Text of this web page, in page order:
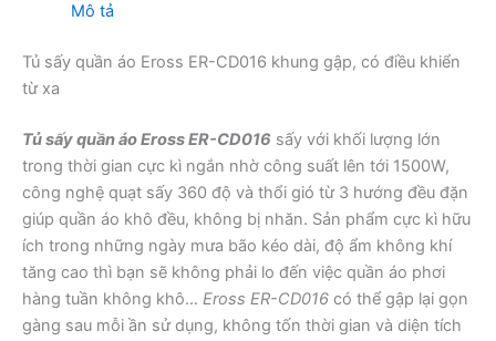
Mô tả
Tủ sấy quần áo Eross ER-CD016 khung gập, có điều khiển
từ xa
Tủ sấy quần áo Eross ER-CD016 sấy với khối lượng lớn
trong thời gian cực kì ngắn nhờ công suất lên tới 1500W,
công nghệ quạt sấy 360 độ và thổi gió từ 3 hướng đều đặn
giúp quần áo khô đều, không bị nhăn. Sản phẩm cực kì hữu
ích trong những ngày mưa bão kéo dài, độ ẩm không khí
tăng cao thì bạn sẽ không phải lo đến việc quần áo phơi
hàng tuần không khô… Eross ER-CD016 có thể gập lại gọn
gàng sau mỗi ần sử dụng, không tốn thời gian và diện tích